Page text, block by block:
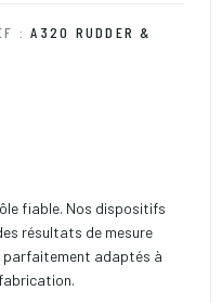
:A320 RUDDER &
fiable. Nos dispositifs
résultats de mesure
parfaitement adaptés à